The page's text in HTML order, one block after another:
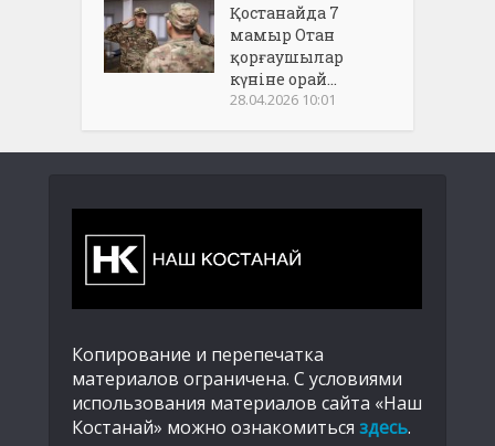
Қостанайда 7
мамыр Отан
қорғаушылар
күніне орай...
28.04.2026 10:01
Копирование и перепечатка
материалов ограничена. С условиями
использования материалов сайта «Наш
Костанай» можно ознакомиться здесь.